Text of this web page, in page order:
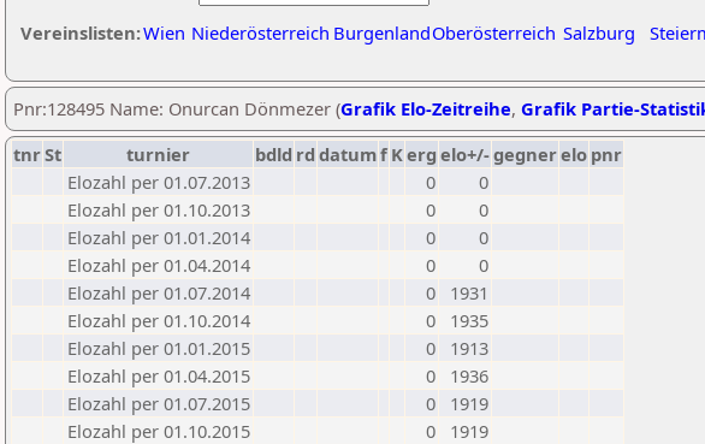
Vereinslisten:Wien Niederösterreich BurgenlandOberösterreich Salzburg
Pnr:128495 Name: Onurcan Dönmezer (Grafik Elo-Zeitreihe, Grafik Partie-
tnrSt turnier bdld rd datumf Kerg elo+/-gegnerelo pnr
Elozahl per 01.07.2013
0
0
Elozahl per 01.10.2013
0
0
Elozahl per 01.01.2014
0
0
Elozahl per 01.04.2014
0
0
Elozahl per 01.07.2014
0
1931
Elozahl per 01.10.2014
0
1935
Elozahl per 01.01.2015
0
1913
Elozahl per 01.04.2015
0
1936
Elozahl per 01.07.2015
0
1919
Elozahl per 01.10.2015
0
1919